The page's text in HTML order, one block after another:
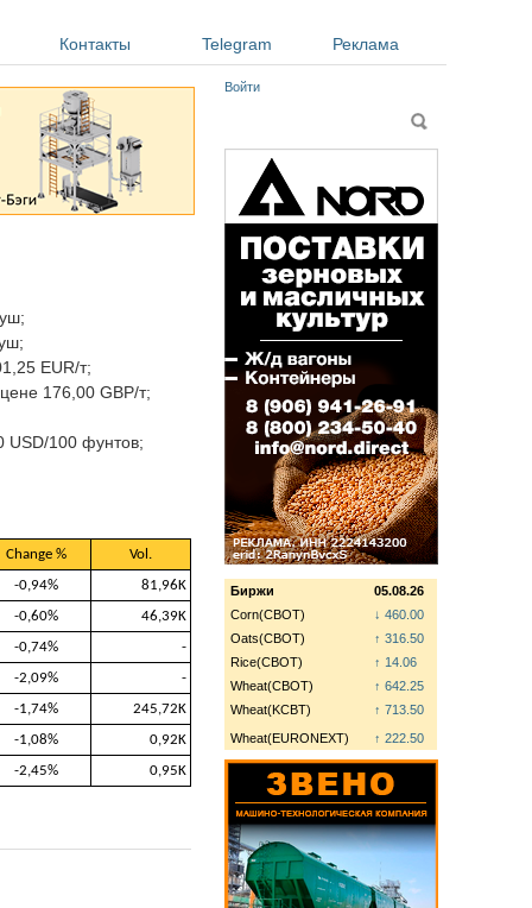
Контакты Telegram Реклама
EUR/т;
176,00 GBP/т;
USD/100 фунтов;
Change %
Vol.
-0,94%
81,96K
-0,60%
46,39K
-0,74%
-
-2,09%
-
-1,74%
245,72K
-1,08%
0,92K
-2,45% 0,95K
Войти
Поиск
Биржи
05.08.26
Corn(CBOT)
↓ 460.00
Oats(CBOT)
↑ 316.50
Rice(CBOT)
↑ 14.06
Wheat(CBOT)
↑ 642.25
Wheat(KCBT)
↑ 713.50
Wheat(EURONEXT)
↑ 222.50